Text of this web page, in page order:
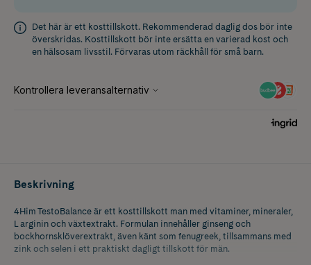
Det här är ett kosttillskott. Rekommenderad daglig dos bör inte
överskridas. Kosttillskott bör inte ersätta en varierad kost och
en hälsosam livsstil. Förvaras utom räckhåll för små barn.
Beskrivning
4Him TestoBalance är ett kosttillskott man med vitaminer, mineraler,
L arginin och växtextrakt. Formulan innehåller ginseng och
bockhornsklöverextrakt, även känt som fenugreek, tillsammans med
zink och selen i ett praktiskt dagligt tillskott för män.